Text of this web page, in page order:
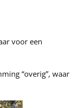
voor een
“overig”, waar